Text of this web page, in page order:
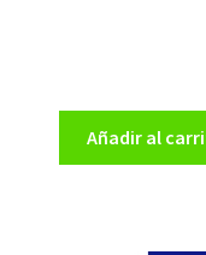
Añadir al